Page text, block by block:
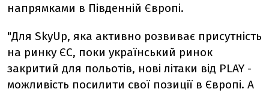
напрямками в Південній Європі.
"Для SkyUp, яка активно розвиває присутність
на ринку ЄС, поки український ринок
закритий для польотів, нові літаки від PLAY -
можливість посилити свої позиції в Європі. А